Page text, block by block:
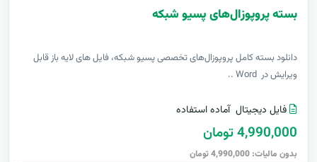
بسته پروپوزال‌های پسیو شبکه
دانلود بسته کامل پروپوزال‌های تخصصی پسیو شبکه، فایل های لایه باز قابل
ویرایش در Word ..
فایل دیجیتال آماده استفاده
4,990,000 تومان
بدون مالیات: 4,990,000 تومان